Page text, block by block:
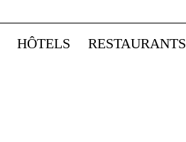
HÔTELS RESTAURANTS